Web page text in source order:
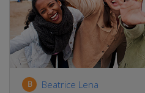
B Beatrice Lena